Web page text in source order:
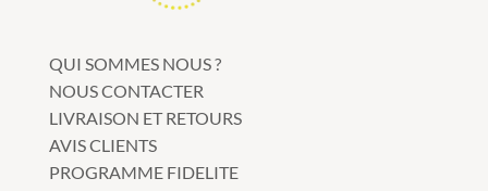
QUI SOMMES NOUS ?
NOUS CONTACTER
LIVRAISON ET RETOURS
AVIS CLIENTS
PROGRAMME FIDELITE